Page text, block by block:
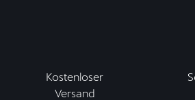
Kostenloser
Versand